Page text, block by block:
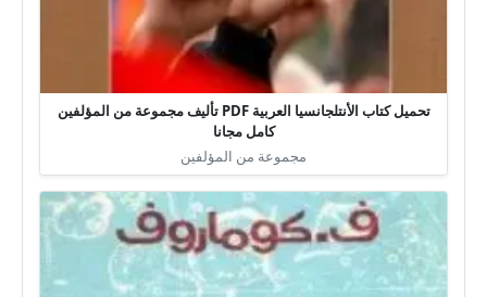
تحميل كتاب الأنتلجانسيا العربية PDF تأليف مجموعة من المؤلفين
كامل مجانا
مجموعة من المؤلفين